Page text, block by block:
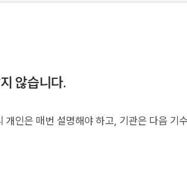
않습니다.
인은 매번 설명해야 하고, 기관은 다음 기